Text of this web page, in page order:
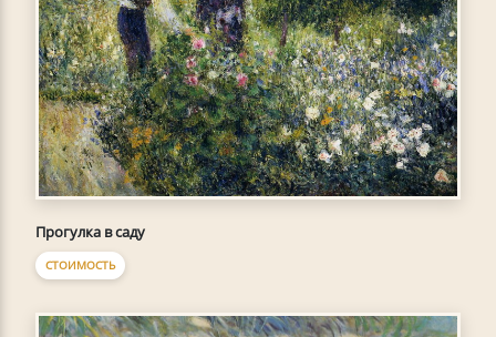
Прогулка в саду
СТОИМОСТЬ